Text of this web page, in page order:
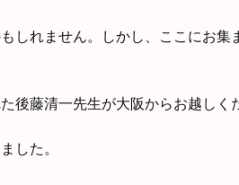
しれません。しかし、ここにお集
後藤清一先生が大阪からお越しく
した。